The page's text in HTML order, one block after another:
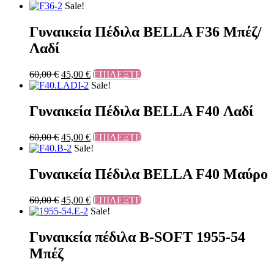
Sale!
Γυναικεία Πέδιλα BELLA F36 Μπέζ/
Λαδί
60,00€ 45,00 € ΕΠΙΛΕΞΤΕ
Sale!
Γυναικεία Πέδιλα BELLA F40 Λαδί
60,00€ 45,00 € ΕΠΙΛΕΞΤΕ
Sale!
Γυναικεία Πέδιλα BELLA F40 Μαύρο
60,00€ 45,00 € ΕΠΙΛΕΞΤΕ
Sale!
Γυναικεία πέδιλα B-SOFT 1955-54
Μπέζ